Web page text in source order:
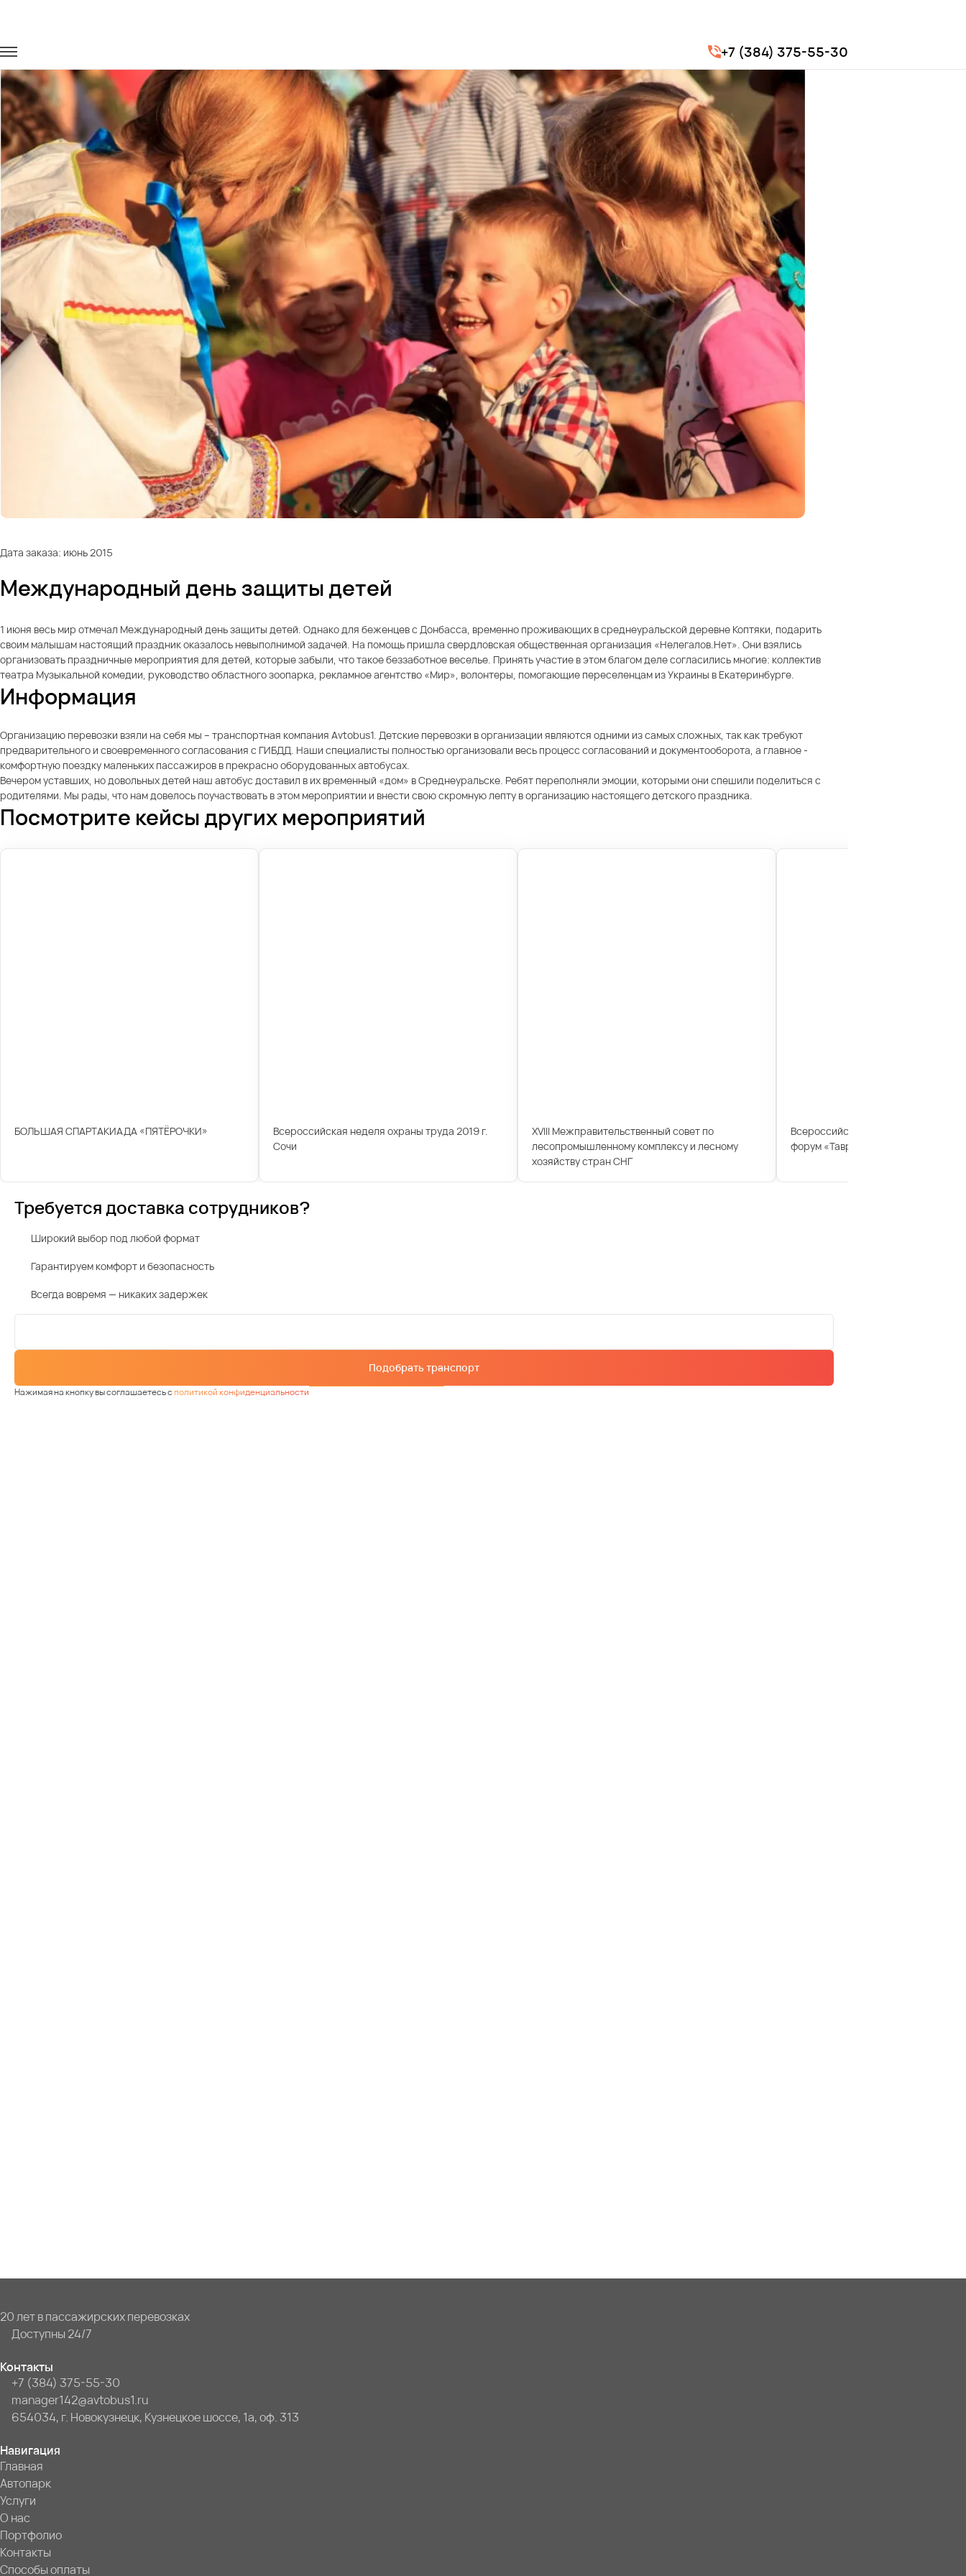
+7 (384) 375-55-30
Дата заказа: июнь 2015
Международный день защиты детей
1 июня весь мир отмечал Международный день защиты детей. Однако для беженцев с Донбасса, временно проживающих в среднеуральской деревне Коптяки, подарить
своим малышам настоящий праздник оказалось невыполнимой задачей. На помощь пришла свердловская общественная организация «Нелегалов.Нет». Они взялись
организовать праздничные мероприятия для детей, которые забыли, что такое беззаботное веселье. Принять участие в этом благом деле согласились многие: коллектив
театра Музыкальной комедии, руководство областного зоопарка, рекламное агентство «Мир», волонтеры, помогающие переселенцам из Украины в Екатеринбурге.
Информация
Организацию перевозки взяли на себя мы – транспортная компания Avtobus1. Детские перевозки в организации являются одними из самых сложных, так как требуют
предварительного и своевременного согласования с ГИБДД. Наши специалисты полностью организовали весь процесс согласований и документооборота, а главное -
комфортную поездку маленьких пассажиров в прекрасно оборудованных автобусах.
Вечером уставших, но довольных детей наш автобус доставил в их временный «дом» в Среднеуральске. Ребят переполняли эмоции, которыми они спешили поделиться с
родителями. Мы рады, что нам довелось поучаствовать в этом мероприятии и внести свою скромную лепту в организацию настоящего детского праздника.
Посмотрите кейсы других мероприятий
БОЛЬШАЯ СПАРТАКИАДА «ПЯТЁРОЧКИ»
Всероссийская неделя охраны труда 2019 г.
Сочи
XVIII Межправительственный совет по
лесопромышленному комплексу и лесному
хозяйству стран СНГ
Всероссийский молодежный
форум «Таврида»
Требуется доставка сотрудников?
Широкий выбор под любой формат
Гарантируем комфорт и безопасность
Всегда вовремя — никаких задержек
Подобрать транспорт
Нажимая на кнопку вы соглашаетесь сполитикой конфиденциальности
20 лет в пассажирских перевозках
Доступны 24/7
Контакты
+7 (384) 375-55-30
manager142@avtobus1.ru
654034, г. Новокузнецк, Кузнецкое шоссе, 1а, оф. 313
Навигация
Главная
Автопарк
Услуги
О нас
Портфолио
Контакты
Способы оплаты